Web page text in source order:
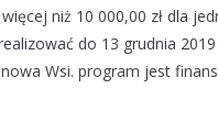
niż 10 000,00 zł dla
do 13 grudnia
Wsi. program jest